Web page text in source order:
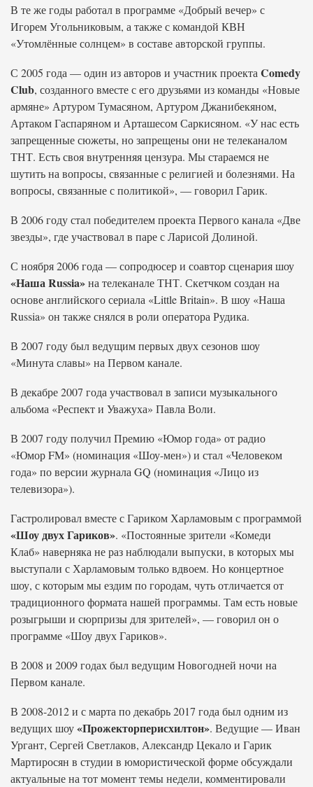
В те же годы работал в программе «Добрый вечер» с
Игорем Угольниковым, а также с командой КВН
«Утомлённые солнцем» в составе авторской группы.
С 2005 года — один из авторов и участник проекта Comedy
Club, созданного вместе с его друзьями из команды «Новые
армяне» Артуром Тумасяном, Артуром Джанибекяном,
Артаком Гаспаряном и Арташесом Саркисяном. «У нас есть
запрещенные сюжеты, но запрещены они не телеканалом
ТНТ. Есть своя внутренняя цензура. Мы стараемся не
шутить на вопросы, связанные с религией и болезнями. На
вопросы, связанные с политикой», — говорил Гарик.
В 2006 году стал победителем проекта Первого канала «Две
звезды», где участвовал в паре с Ларисой Долиной.
С ноября 2006 года — сопродюсер и соавтор сценария шоу
«Наша Russia»на телеканале ТНТ. Скетчком создан на
основе английского сериала «Little Britain». В шоу «Наша
Russia» он также снялся в роли оператора Рудика.
В 2007 году был ведущим первых двух сезонов шоу
«Минута славы» на Первом канале.
В декабре 2007 года участвовал в записи музыкального
альбома «Респект и Уважуха» Павла Воли.
В 2007 году получил Премию «Юмор года» от радио
«Юмор FM» (номинация «Шоу-мен») и стал «Человеком
года» по версии журнала GQ (номинация «Лицо из
телевизора»).
Гастролировал вместе с Гариком Харламовым с программой
«Шоу двух Гариков». «Постоянные зрители «Комеди
Клаб» наверняка не раз наблюдали выпуски, в которых мы
выступали с Харламовым только вдвоем. Но концертное
шоу, с которым мы ездим по городам, чуть отличается от
традиционного формата нашей программы. Там есть новые
розыгрыши и сюрпризы для зрителей», — говорил он о
программе «Шоу двух Гариков».
В 2008 и 2009 годах был ведущим Новогодней ночи на
Первом канале.
В 2008-2012 и с марта по декабрь 2017 года был одним из
ведущих шоу«Прожекторперисхилтон». Ведущие — Иван
Ургант, Сергей Светлаков, Александр Цекало и Гарик
Мартиросян в студии в юмористической форме обсуждали
актуальные на тот момент темы недели, комментировали